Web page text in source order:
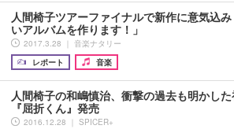
人間椅子ツアーファイナルで新作に意気込
いアルバムを作ります！」
2017.3.28 ｜ 音楽ナタリー
レポート
音楽
人間椅子の和嶋慎治、衝撃の過去も明かし
『屈折くん』発売
2016.12.28 ｜ SPICER+